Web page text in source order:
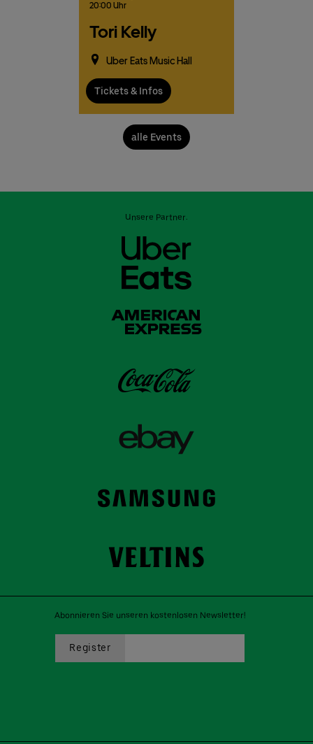
20:00 Uhr
Tori Kelly
Uber Eats Music Hall
Tickets & Infos
alle Events
Unsere Partner:
Abonnieren Sie unseren kostenlosen Newsletter!